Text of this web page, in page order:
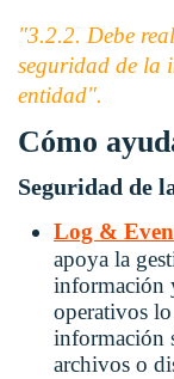
"3.2.2. Debe
seguridad de la
entidad".
Cómo
Seguridad de
Log &
apoya la
información
operativos
información
archivos o